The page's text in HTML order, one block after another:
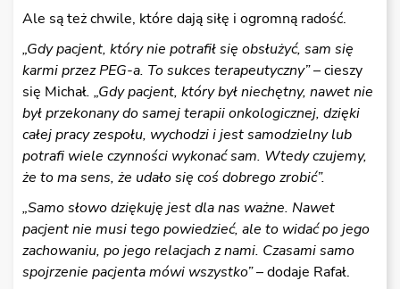
Ale są też chwile, które dają siłę i ogromną radość.
„Gdy pacjent, który nie potrafił się obsłużyć, sam się
karmi przez PEG-a. To sukces terapeutyczny”– cieszy
się Michał. „Gdy pacjent, który był niechętny, nawet nie
był przekonany do samej terapii onkologicznej, dzięki
całej pracy zespołu, wychodzi i jest samodzielny lub
potrafi wiele czynności wykonać sam. Wtedy czujemy,
że to ma sens, że udało się coś dobrego zrobić”.
„Samo słowo dziękuję jest dla nas ważne. Nawet
pacjent nie musi tego powiedzieć, ale to widać po jego
zachowaniu, po jego relacjach z nami. Czasami samo
spojrzenie pacjenta mówi wszystko”– dodaje Rafał.